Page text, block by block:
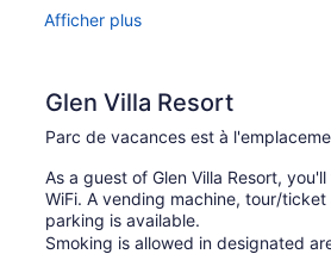
Afficher plus
Glen Villa Resort
Parc de vacances est à
As a guest of Glen Villa Resort,
WiFi. A vending machine, tour/
parking is available.
Smoking is allowed in designated